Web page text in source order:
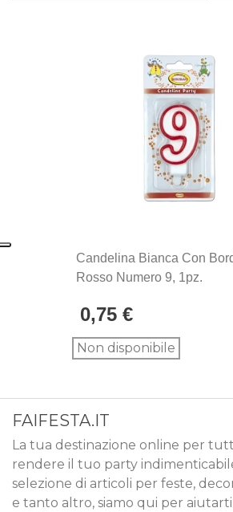
Candelina Bianca Con
Rosso Numero 9, 1pz.
0,75 €
Non disponibile
FAIFESTA.IT
La tua destinazione online per
rendere il tuo party
selezione di articoli per feste,
e tanto altro, siamo qui per